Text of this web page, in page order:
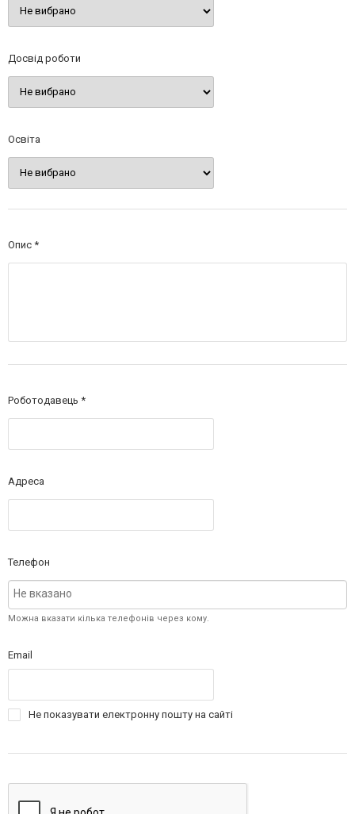
Досвід роботи
Освіта
Опис
Роботодавець
Адреса
Телефон
Можна вказати кілька телефонів через кому.
Email
Нe показувати електронну пошту на сайті